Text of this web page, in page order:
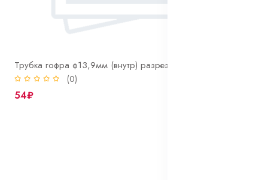
Трубка гофра ф13,9мм (внутр) разрезная
(0)
54₽